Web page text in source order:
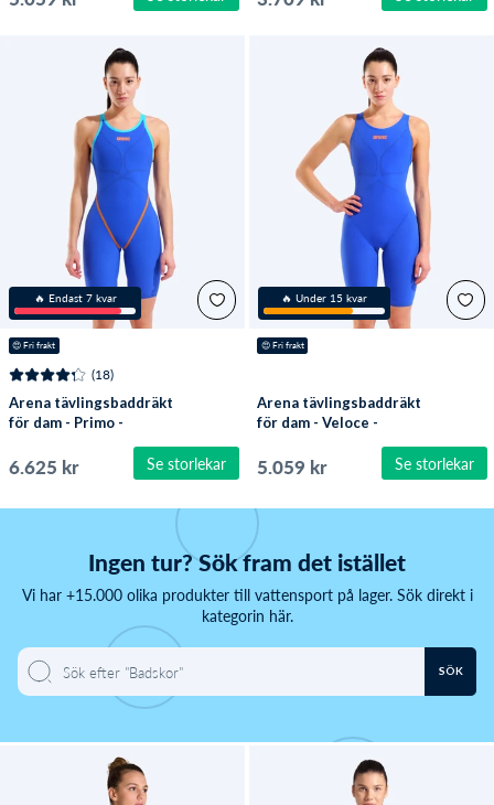
🔥 Endast 7 kvar
😍 Fri frakt
Se storlekar
(18)
Arena tävlingsbaddräkt
för dam - Primo -
6.625 kr
🔥 Under 15 kvar
😍 Fri frakt
Se storlekar
Arena tävlingsbaddräkt
för dam - Veloce -
5.059 kr
Ingen tur? Sök fram det istället
Vi har +15.000 olika produkter till vattensport på lager. Sök direkt i
kategorin här.
SÖK